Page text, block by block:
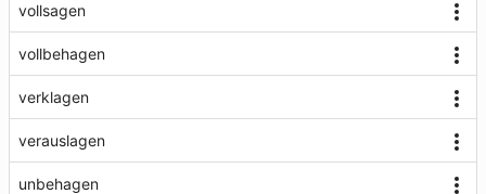
vollsagen
vollbehagen
verklagen
verauslagen
unbehagen